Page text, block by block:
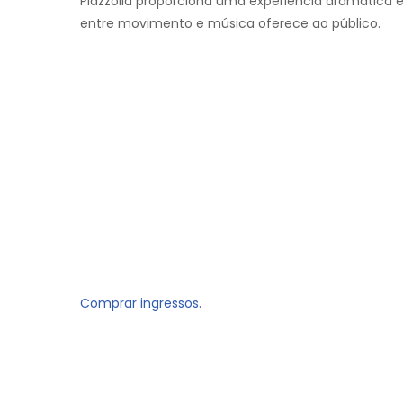
entre movimento e música oferece ao público.
Comprar ingressos.